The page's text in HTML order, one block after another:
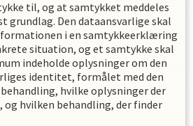
til, og at samtykket meddeles
grundlag. Den dataansvarlige skal
i en samtykkeerklæring
situation, og et samtykke skal
indeholde oplysninger om den
identitet, formålet med den
hvilke oplysninger der
og hvilken behandling, der finder